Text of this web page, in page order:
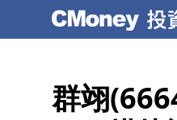
群翊